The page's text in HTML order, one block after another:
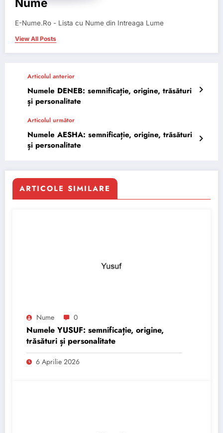
E-Nume.Ro - Lista cu Nume din Intreaga Lume
View All Posts
Articolul anterior
Numele DENEB: semnificație, origine, trăsături
și personalitate
Articolul următor
Numele AESHA: semnificație, origine, trăsături
și personalitate
ARTICOLE SIMILARE
Nume 0
Numele YUSUF: semnificație, origine,
trăsături și personalitate
6 Aprilie 2026